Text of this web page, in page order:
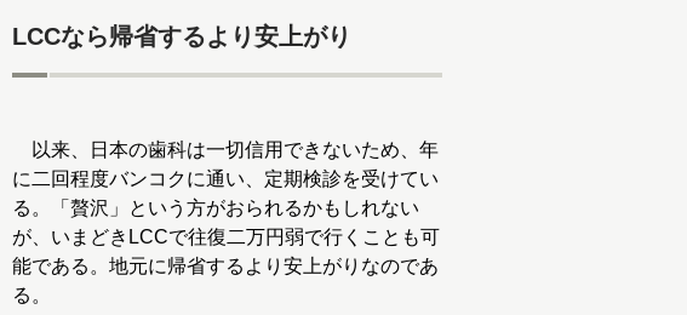
LCCなら帰省するより安上がり
以来、日本の歯科は一切信用できないため、年
に二回程度バンコクに通い、定期検診を受けてい
る。「贅沢」という方がおられるかもしれない
が、いまどきLCCで往復二万円弱で行くことも可
能である。地元に帰省するより安上がりなのであ
る。